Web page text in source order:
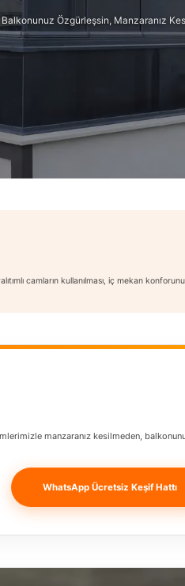
Balkonunuz Özgürleşsin, Manzaranız
camların kullanılması, iç mekan
manzaranız kesilmeden,
WhatsApp Ücretsiz Keşif Hattı